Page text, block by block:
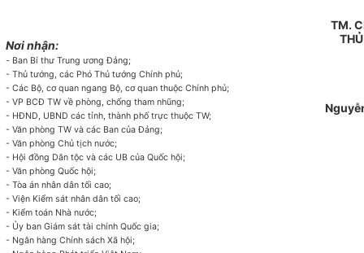
Nơi nhận:
- Ban Bí thư Trung ương Đảng;
- Thủ tướng, các Phó Thủ tướng Chính phủ;
- Các Bộ, cơ quan ngang Bộ, cơ quan thuộc Chính phủ;
- VP BCĐ TW về phòng, chống tham nhũng;
- HĐND, UBND các tỉnh, thành phố trực thuộc TW;
- Văn phòng TW và các Ban của Đảng;
- Văn phòng Chủ tịch nước;
- Hội đồng Dân tộc và các UB của Quốc hội;
- Văn phòng Quốc hội;
- Tòa án nhân dân tối cao;
- Viện Kiểm sát nhân dân tối cao;
- Kiểm toán Nhà nước;
- Ủy ban Giám sát tài chính Quốc gia;
- Ngân hàng Chính sách Xã hội;
TM.